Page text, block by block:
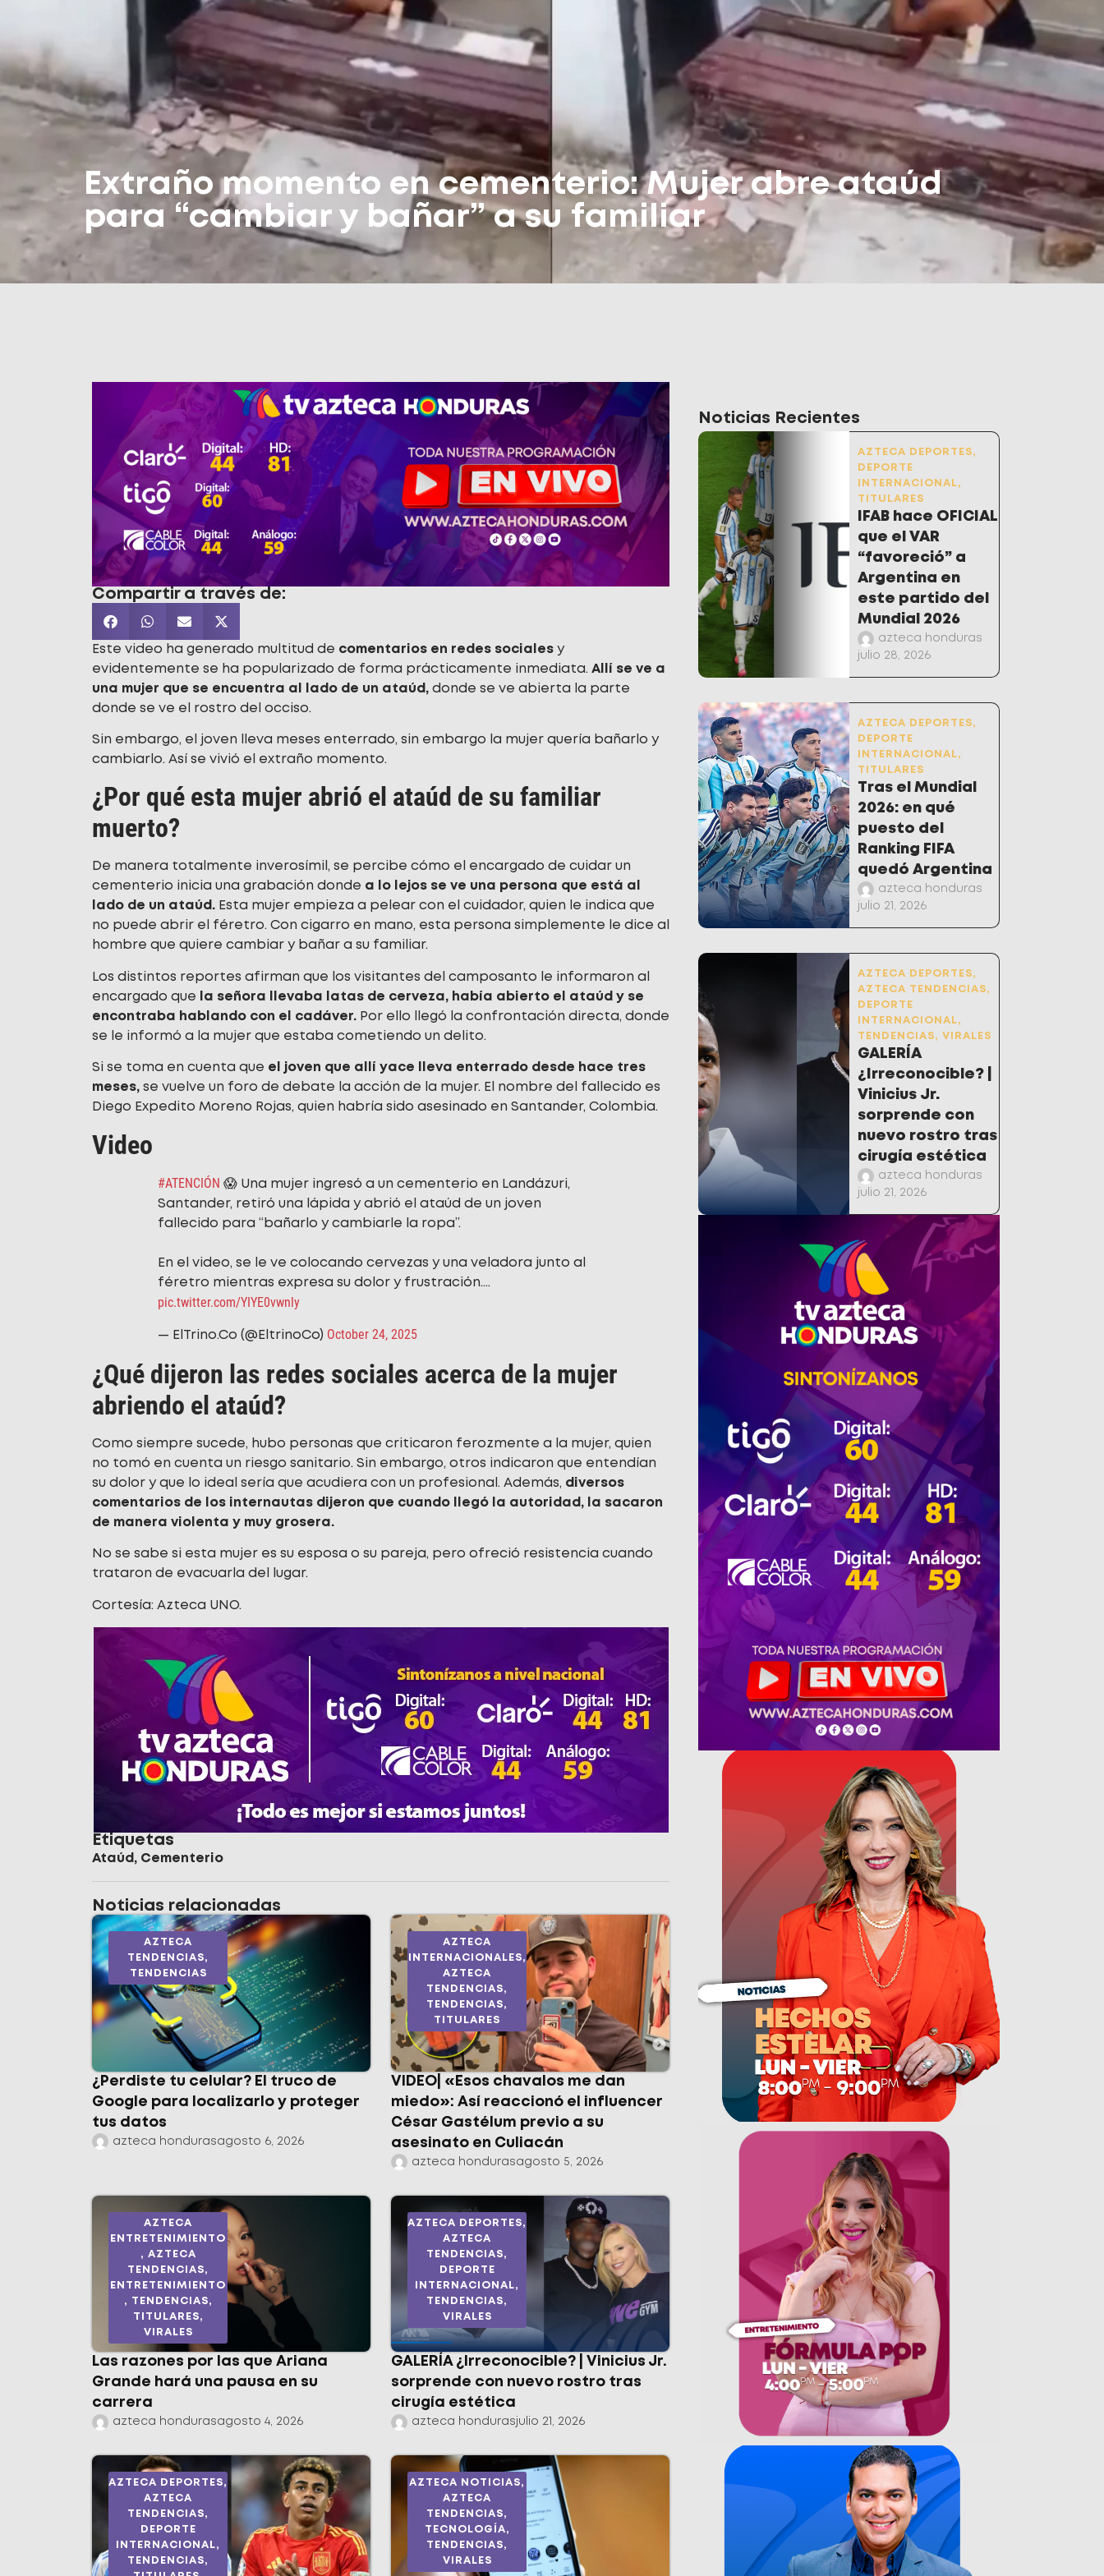
Extraño momento en cementerio: Mujer abre ataúd
para “cambiar y bañar” a su familiar
Compartir a través de:
Este video ha generado multitud de comentarios en redes sociales y
evidentemente se ha popularizado de forma prácticamente inmediata. Allí se ve a
una mujer que se encuentra al lado de un ataúd, donde se ve abierta la parte
donde se ve el rostro del occiso.
Sin embargo, el joven lleva meses enterrado, sin embargo la mujer quería bañarlo y
cambiarlo. Así se vivió el extraño momento.
¿Por qué esta mujer abrió el ataúd de su familiar
muerto?
De manera totalmente inverosímil, se percibe cómo el encargado de cuidar un
cementerio inicia una grabación donde a lo lejos se ve una persona que está al
lado de un ataúd. Esta mujer empieza a pelear con el cuidador, quien le indica que
no puede abrir el féretro. Con cigarro en mano, esta persona simplemente le dice al
hombre que quiere cambiar y bañar a su familiar.
Los distintos reportes afirman que los visitantes del camposanto le informaron al
encargado que
la señora llevaba latas de cerveza, había abierto el ataúd y se
encontraba hablando con el cadáver. Por ello llegó la confrontación directa, donde
se le informó a la mujer que estaba cometiendo un delito.
Si se toma en cuenta que el joven que allí yace lleva enterrado desde hace tres
meses, se vuelve un foro de debate la acción de la mujer. El nombre del fallecido es
Diego Expedito Moreno Rojas, quien habría sido asesinado en Santander, Colombia.
Video
#ATENCIÓN 😱 Una mujer ingresó a un cementerio en Landázuri,
Santander, retiró una lápida y abrió el ataúd de un joven
fallecido para “bañarlo y cambiarle la ropa”.
En el video, se le ve colocando cervezas y una veladora junto al
féretro mientras expresa su dolor y frustración.…
pic.twitter.com/YIYE0vwnly
— ElTrino.Co (@EltrinoCo) October 24, 2025
¿Qué dijeron las redes sociales acerca de la mujer
abriendo el ataúd?
Como siempre sucede, hubo personas que criticaron ferozmente a la mujer, quien
no tomó en cuenta un riesgo sanitario. Sin embargo, otros indicaron que entendían
su dolor y que lo ideal sería que acudiera con un profesional. Además, diversos
comentarios de los internautas dijeron que cuando llegó la autoridad, la sacaron
de manera violenta y muy grosera.
No se sabe si esta mujer es su esposa o su pareja, pero ofreció resistencia cuando
trataron de evacuarla del lugar.
Cortesía: Azteca UNO.
Etiquetas
Ataúd , Cementerio
Noticias relacionadas
AZTECA
TENDENCIAS,
TENDENCIAS
¿Perdiste tu celular? El truco de
Google para localizarlo y proteger
tus datos
azteca hondurasagosto 6, 2026
AZTECA
INTERNACIONALES,
AZTECA
TENDENCIAS,
TENDENCIAS,
TITULARES
VIDEO| «Esos chavalos me dan
miedo»: Así reaccionó el influencer
César Gastélum previo a su
asesinato en Culiacán
azteca hondurasagosto 5, 2026
AZTECA
ENTRETENIMIENTO
, AZTECA
TENDENCIAS,
ENTRETENIMIENTO
,
TENDENCIAS,
TITULARES,
VIRALES
Las razones por las que Ariana
Grande hará una pausa en su
carrera
azteca hondurasagosto 4, 2026
AZTECA DEPORTES,
AZTECA
TENDENCIAS,
DEPORTE
INTERNACIONAL,
TENDENCIAS,
VIRALES
GALERÍA ¿Irreconocible? | Vinicius Jr.
sorprende con nuevo rostro tras
cirugía estética
azteca honduras julio 21, 2026
AZTECA DEPORTES,
AZTECA
TENDENCIAS,
DEPORTE
INTERNACIONAL,
TENDENCIAS,
AZTECA NOTICIAS,
AZTECA
TENDENCIAS,
TECNOLOGÍA,
TENDENCIAS,
VIRALES
Noticias Recientes
AZTECA DEPORTES,
DEPORTE
INTERNACIONAL,
TITULARES
IFAB hace OFICIAL
que el VAR
“favoreció” a
Argentina en
este partido del
Mundial 2026
azteca honduras
julio 28, 2026
AZTECA DEPORTES,
DEPORTE
INTERNACIONAL,
TITULARES
Tras el Mundial
2026: en qué
puesto del
Ranking FIFA
quedó Argentina
azteca honduras
julio 21, 2026
AZTECA DEPORTES,
AZTECA TENDENCIAS,
DEPORTE
INTERNACIONAL,
TENDENCIAS, VIRALES
GALERÍA
¿Irreconocible? |
Vinicius Jr.
sorprende con
nuevo rostro tras
cirugía estética
azteca honduras
julio 21, 2026